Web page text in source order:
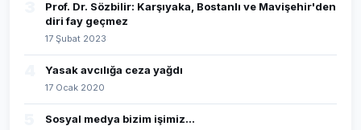
Prof. Dr. Sözbilir: Karşıyaka, Bostanlı ve Mavişehir'den
diri fay geçmez
17 Şubat 2023
Yasak avcılığa ceza yağdı
17 Ocak 2020
Sosyal medya bizim işimiz...